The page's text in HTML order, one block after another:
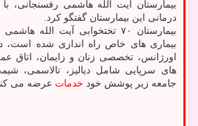
بیمارستان آیت الله هاشمی رفسنجانی،
درمانی این بیمارستان گفتگو کرد.
بیمارستان ۷۰ تختخوابی آیت الله
بیماری های خاص راه اندازی شده
اورژانس، تخصصی زنان و زایمان،
های سرپایی شامل دیالیز، تالاسمی،
جامعه زیر پوشش خود خدمات عرضه می